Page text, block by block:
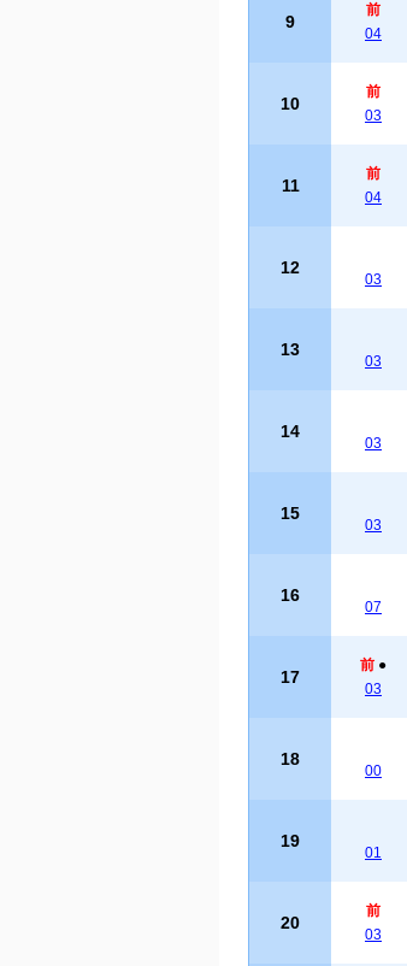
9
前
04
10
前
03
11
前
04
12
03
13
03
14
03
15
03
16
07
17
前 ●
03
18
00
19
01
20
前
03